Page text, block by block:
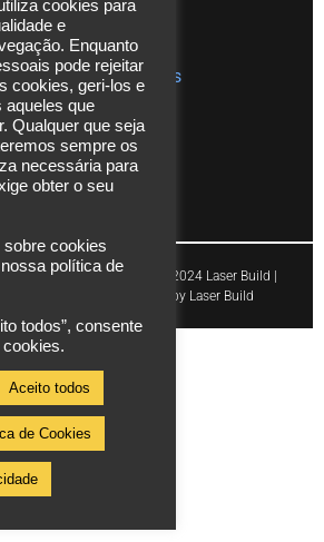
Técnica
Publicações
Copyright © 2024 Laser Build |
Powered by Laser Build
cookies para
e
Enquanto
pode rejeitar
cookies, geri-los e
aqueles que
Qualquer que seja
sempre os
necessária para
obter o seu
cookies
política de
todos”, consente
Aceito todos
de Cookies